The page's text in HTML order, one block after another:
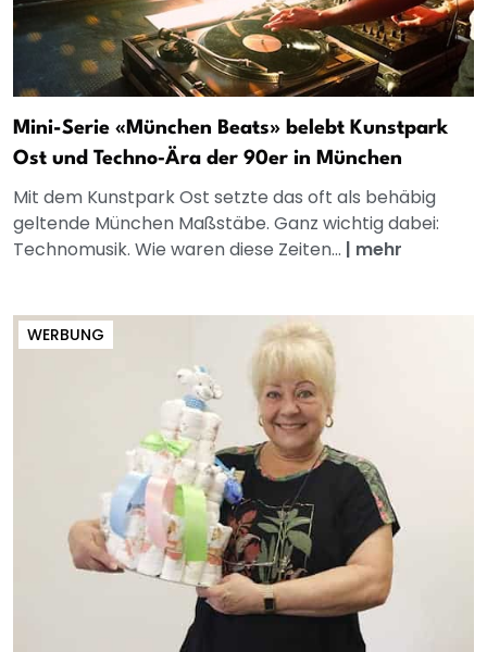
Mini-Serie «München Beats» belebt Kunstpark
Ost und Techno‑Ära der 90er in München
Mit dem Kunstpark Ost setzte das oft als behäbig
geltende München Maßstäbe. Ganz wichtig dabei:
Technomusik. Wie waren diese Zeiten... | mehr
WERBUNG